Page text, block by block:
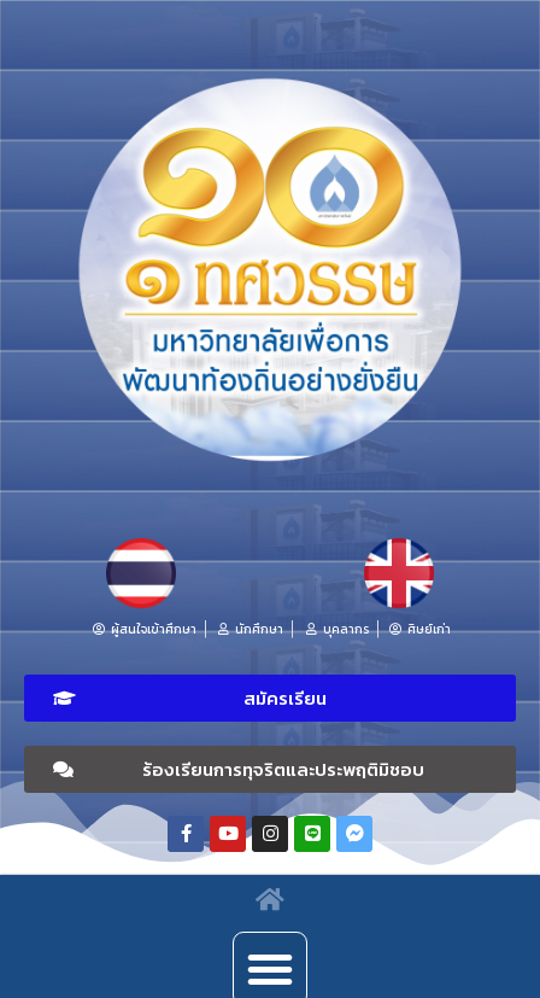
ผู้สนใจเข้าศึกษา นักศึกษา บุคลากร ศิษย์เก่า
สมัครเรียน
ร้องเรียนการทุจริตและประพฤติมิชอบ